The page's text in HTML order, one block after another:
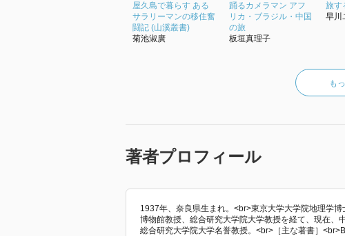
屋久島で暮らす ある
サラリーマンの移住奮
闘記 (山溪叢書)
菊池淑廣
踊るカメラマン アフ
リカ・ブラジル・中国
の旅
板垣真理子
旅す
早川
も
著者プロフィール
1937年、奈良県生まれ。<br>東京大学大学院地理学
博物館教授、総合研究大学院大学教授を経て、現在、
総合研究大学院大学名誉教授。<br>［主な著書］